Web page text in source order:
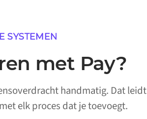
SYSTEMEN
met Pay?
handmatig. Dat leidt
elk proces dat je toevoegt.